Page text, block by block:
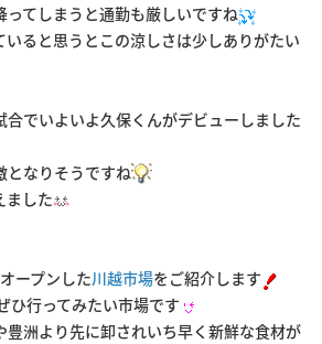
てしまうと通勤も厳しいですね
いると思うとこの涼しさは少しありがたい
合でいよいよ久保くんがデビューしました
となりそうですね
ました
ープンした川越市場をご紹介します
ひ行ってみたい市場です
豊洲より先に卸されいち早く新鮮な食材が